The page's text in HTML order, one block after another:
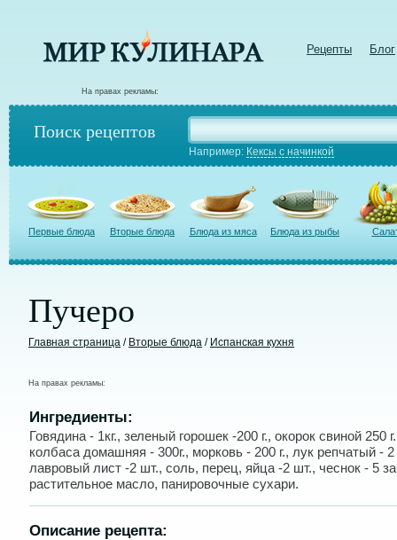
Рецепты Блог
На правах рекламы:
Поиск рецептов
Например: Кексы с начинкой
Первые блюда Вторые блюда Блюда из мяса Блюда из рыбы
Пучеро
Главная страница / Вторые блюда / Испанская кухня
На правах рекламы:
Ингредиенты:
Говядина - 1кг., зеленый горошек -200 г., окорок свиной 250
колбаса домашняя - 300г., морковь - 200 г., лук репчатый - 2
лавровый лист -2 шт., соль, перец, яйца -2 шт., чеснок - 5
растительное масло, панировочные сухари.
Описание рецепта: